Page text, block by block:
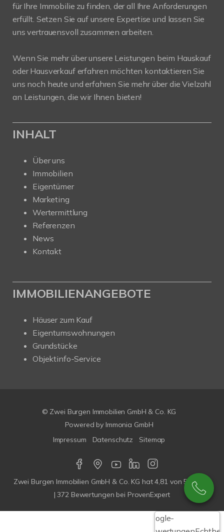
für Ihre Immobilie zu finden, der all Ihre Anforderungen
erfüllt. Setzen Sie auf unsere Expertise und lassen Sie
uns vertrauensvoll zusammen arbeiten.
Wenn Sie mehr über unsere Leistungen beim Hauskauf
oder Hausverkauf erfahren möchten kontaktieren Sie
uns noch heute und erfahren Sie mehr über die Vielzahl
an Leistungen, die wir Ihnen bieten!
INHALT
Über uns
Immobilien
Eigentümer
Marketing
Wertermittlung
Referenzen
News
Kontakt
IMMOBILIENANGEBOTE
Häuser zum Kauf
Eigentumswohnungen
Grundstücke
Objektinfo-Service
© Zwei Burgen Immobilien GmbH & Co. KG
Powered by Immonia GmbH
Impressum
Datenschutz Sitemap
Zwei Burgen Immobilien GmbH & Co. KG hat4,81 von5Sterne
|372 Bewertungen bei ProvenExpert
Google-